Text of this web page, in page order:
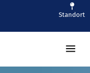
Standort